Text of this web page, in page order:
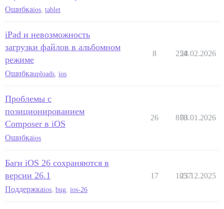
Ошибкаios tablet
iPad и невозможность
загрузки файлов в альбомном
режиме
Ошибкаuploads ios
8 254
28.02.2026
Проблемы с
позиционированием
Composer в iOS
Ошибкаios
26 878
03.01.2026
Баги iOS 26 сохраняются в
версии 26.1
Поддержкаios bug ios-26
17 1057
23.12.2025